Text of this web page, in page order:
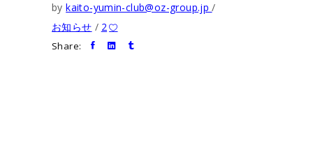
bykaito-yumin-club@oz-group.jp
お知らせ
2
Share: